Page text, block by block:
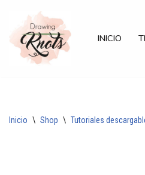
Saltar
al
contenido
INICIO
Inicio \ Shop \ Tutoriales